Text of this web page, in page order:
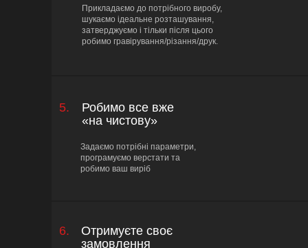
Прикладаємо до потрібного виробу,
шукаємо ідеальне розташування,
затверджуємо і тільки після цього
робимо гравірування/різання/друк.
5.
Робимо все вже
«на чистову»
Задаємо потрібні параметри,
програмуємо верстати та
робимо ваш виріб
6.
Отримуєте своє
замовлення